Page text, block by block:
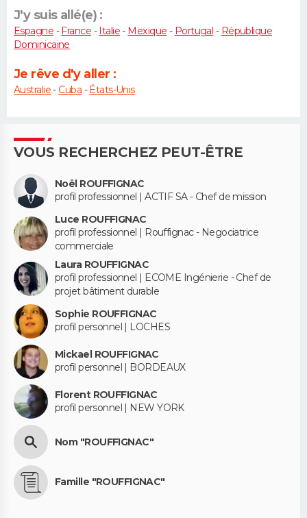
J'y suis allé(e) :
Espagne -France -Italie- Mexique - Portugal - République
Dominicaine
Je rêve d'y aller :
Australie- Cuba -États-Unis
VOUS RECHERCHEZ PEUT-ÊTRE
Noël ROUFFIGNAC
profil professionnel | ACTIF SA - Chef de mission
Luce ROUFFIGNAC
profil professionnel | Rouffignac - Negociatrice
commerciale
Laura ROUFFIGNAC
profil professionnel | ECOME Ingénierie - Chef de
projet bâtiment durable
Sophie ROUFFIGNAC
profil personnel | LOCHES
Mickael ROUFFIGNAC
profil personnel | BORDEAUX
Florent ROUFFIGNAC
profil personnel | NEW YORK
Nom "ROUFFIGNAC"
Famille "ROUFFIGNAC"